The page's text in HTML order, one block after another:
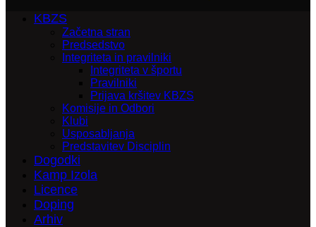
KBZS
Začetna stran
Predsedstvo
Integriteta in pravilniki
Integriteta v športu
Pravilniki
Prijava kršitev KBZS
Komisije in Odbori
Klubi
Usposabljanja
Predstavitev Disciplin
Dogodki
Kamp Izola
Licence
Doping
Arhiv